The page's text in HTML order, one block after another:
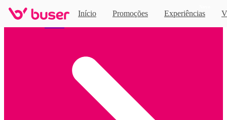
Início Promoções Experiências